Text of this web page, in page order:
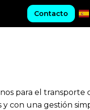
Contacto
para el transporte
con una gestión